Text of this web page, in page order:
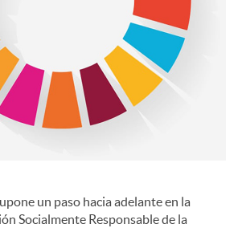
un paso hacia adelante en la
Socialmente Responsable de la